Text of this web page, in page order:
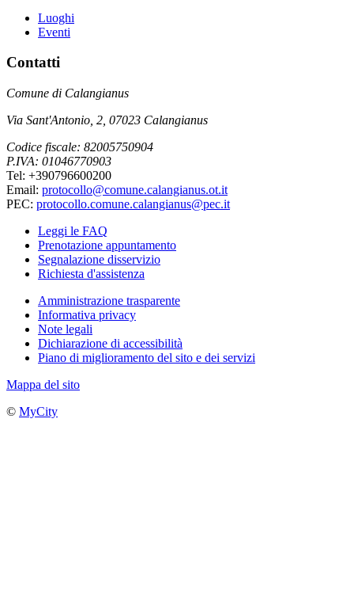
Luoghi
Eventi
Contatti
Comune di Calangianus
Via Sant'Antonio, 2, 07023 Calangianus
Codice fiscale: 82005750904
P.IVA: 01046770903
Tel: +390796600200
Email: protocollo@comune.calangianus.ot.it
PEC: protocollo.comune.calangianus@pec.it
Leggi le FAQ
Prenotazione appuntamento
Segnalazione disservizio
Richiesta d'assistenza
Amministrazione trasparente
Informativa privacy
Note legali
Dichiarazione di accessibilità
Piano di miglioramento del sito e dei servizi
Mappa del sito
© MyCity